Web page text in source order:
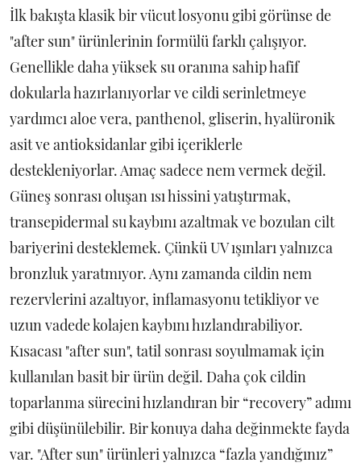
İlk bakışta klasik bir vücut losyonu gibi görünse de
"after sun" ürünlerinin formülü farklı çalışıyor.
Genellikle daha yüksek su oranına sahip hafif
dokularla hazırlanıyorlar ve cildi serinletmeye
yardımcı aloe vera, panthenol, gliserin, hyalüronik
asit ve antioksidanlar gibi içeriklerle
destekleniyorlar. Amaç sadece nem vermek değil.
Güneş sonrası oluşan ısı hissini yatıştırmak,
transepidermal su kaybını azaltmak ve bozulan cilt
bariyerini desteklemek. Çünkü UV ışınları yalnızca
bronzluk yaratmıyor. Aynı zamanda cildin nem
rezervlerini azaltıyor, inflamasyonu tetikliyor ve
uzun vadede kolajen kaybını hızlandırabiliyor.
Kısacası "after sun", tatil sonrası soyulmamak için
kullanılan basit bir ürün değil. Daha çok cildin
toparlanma sürecini hızlandıran bir “recovery” adımı
gibi düşünülebilir. Bir konuya daha değinmekte fayda
var. "After sun" ürünleri yalnızca “fazla yandığınız”